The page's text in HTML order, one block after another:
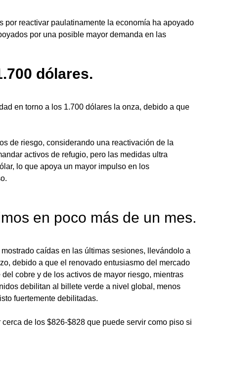
por reactivar paulatinamente la economía ha apoyado
por una posible mayor demanda en las
dólares.
en torno a los 1.700 dólares la onza, debido a que
de riesgo, considerando una reactivación de la
activos de refugio, pero las medidas ultra
lo que apoya un mayor impulso en los
en poco más de un mes.
caídas en las últimas sesiones, llevándolo a
debido a que el renovado entusiasmo del mercado
cobre y de los activos de mayor riesgo, mientras
debilitan al billete verde a nivel global, menos
fuertemente debilitadas.
de los $826-$828 que puede servir como piso si